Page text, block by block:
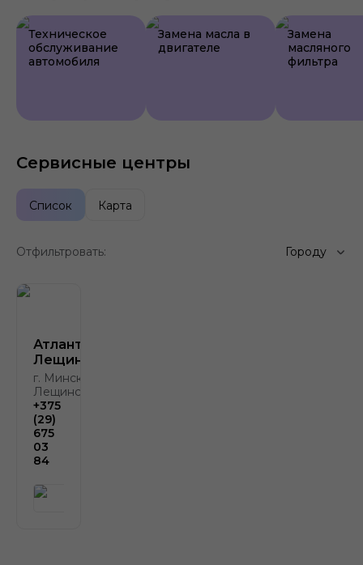
Техническое
обслуживание
автомобиля
Замена масла в
двигателе
Замена
масляного
фильтра
Сервисные центры
Список Карта
Отфильтровать: Городу
Атлант-М
Лещинского
г. Минск, ул.
Лещинского, 4
+375
(29)
675
03
84